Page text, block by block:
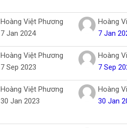
Hoàng Việt Phương
7 Jan 2024
Hoàng
7 Jan
Hoàng Việt Phương
7 Sep 2023
Hoàng
7 Sep
Hoàng Việt Phương
30 Jan 2023
Hoàng
30 Jan